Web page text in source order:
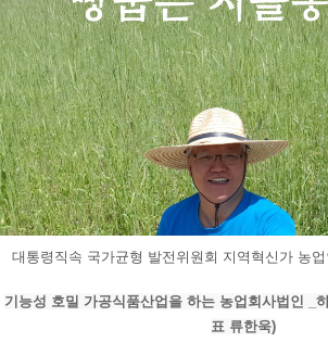
대통령직속 국가균형 발전위원회 지역혁신가 농
기능성 호밀 가공식품산업을 하는 농업회사법인 _
표 류한욱)